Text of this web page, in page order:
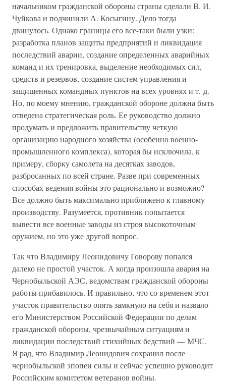
начальником гражданской обороны страны сделали В. И.
Чуйкова и подчинили А. Косыгину. Дело тогда
двинулось. Однако границы его все-таки были узки:
разработка планов защиты предприятий и ликвидация
последствий аварии, создание определенных аварийных
команд и их тренировка, выделение необходимых сил,
средств и резервов, создание систем управления и
защищенных командных пунктов на всех уровнях и т. д.
Но, по моему мнению, гражданской обороне должна быть
отведена стратегическая роль. Ее руководство должно
продумать и предложить правительству четкую
организацию народного хозяйства (особенно военно-
промышленного комплекса), которая бы исключила, к
примеру, сборку самолета на десятках заводов,
разбросанных по всей стране. Разве при современных
способах ведения войны это рационально и возможно?
Все должно быть максимально приближено к главному
производству. Разумеется, противник попытается
вывести все военные заводы из строя высокоточным
оружием, но это уже другой вопрос.
Так что Владимиру Леонидовичу Говорову попался
далеко не простой участок. А когда произошла авария на
Чернобыльской АЭС, ведомствам гражданской обороны
работы прибавилось. И правильно, что со временем этот
участок правительство опять замкнуло на себя и назвало
его Министерством Российской Федерации по делам
гражданской обороны, чрезвычайным ситуациям и
ликвидации последствий стихийных бедствий — МЧС.
Я рад, что Владимир Леонидович сохранил после
чернобыльской эпопеи силы и сейчас успешно руководит
Российским комитетом ветеранов войны.